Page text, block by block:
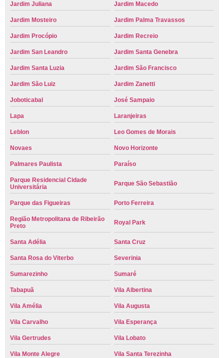
Jardim Juliana Jardim Macedo
Jardim Mosteiro Jardim Palma Travassos
Jardim Procópio Jardim Recreio
Jardim San Leandro Jardim Santa Genebra
Jardim Santa Luzia Jardim São Francisco
Jardim São Luiz Jardim Zanetti
Joboticabal José Sampaio
Lapa Laranjeiras
Leblon Leo Gomes de Morais
Novaes Novo Horizonte
Palmares Paulista Paraíso
Parque Residencial Cidade
Universitária
Parque São Sebastião
Parque das Figueiras Porto Ferreira
Região Metropolitana de Ribeirão
Preto
Royal Park
Santa Adélia Santa Cruz
Santa Rosa do Viterbo Severinia
Sumarezinho Sumaré
Tabapuã Vila Albertina
Vila Amélia Vila Augusta
Vila Carvalho Vila Esperança
Vila Gertrudes Vila Lobato
Vila Monte Alegre Vila Santa Terezinha